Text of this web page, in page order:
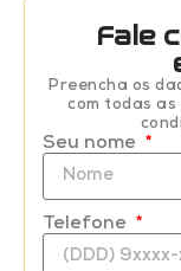
Fale
Preencha os
com todas
Seu nome
Telefone